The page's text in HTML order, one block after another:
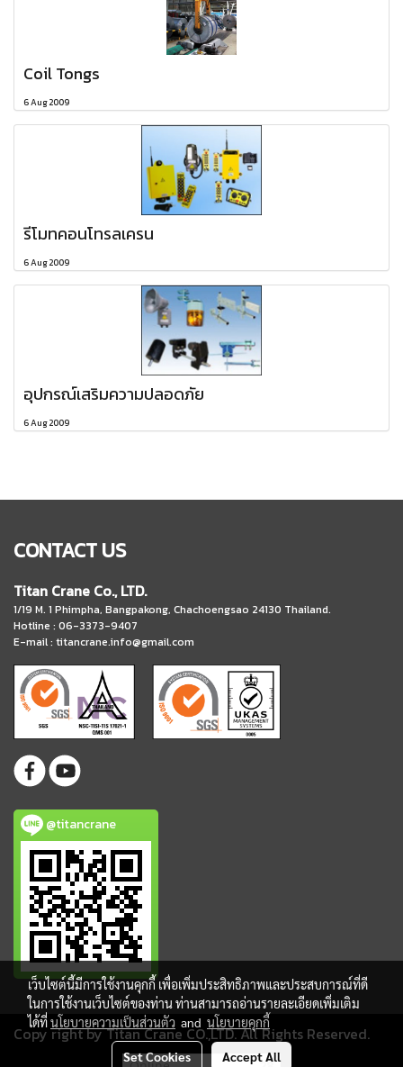
Coil Tongs
6 Aug 2009
รีโมทคอนโทรลเครน
6 Aug 2009
อุปกรณ์เสริมความปลอดภัย
6 Aug 2009
CONTACT US
Titan Crane Co., LTD.
1/19 M. 1 Phimpha, Bangpakong, Chachoengsao 24130 Thailand.
Hotline : 06-3373-9407
E-mail : titancrane.info@gmail.com
@titancrane
Copy right by Titan Crane CO.,LTD. All Rights Reserved.
เว็บไซต์นี้มีการใช้งานคุกกี้ เพื่อเพิ่มประสิทธิภาพและประสบการณ์ที่ดี
ในการใช้งานเว็บไซต์ของท่าน ท่านสามารถอ่านรายละเอียดเพิ่มเติม
ได้ที่นโยบายความเป็นส่วนตัว and นโยบายคุกกี้
Set Cookies Accept All